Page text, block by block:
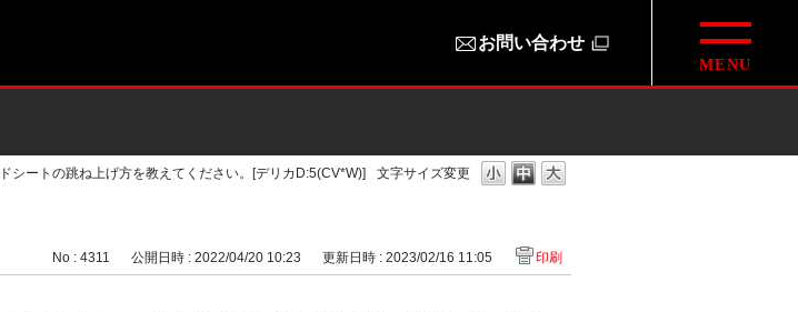
お問い合わせ
文字サイズ変更
シートの跳ね上げ方を教えてください。[デリカD:5(CV*W)]
No : 4311 公開日時 : 2022/04/20 10:23 更新日時 : 2023/02/16 11:05 印刷